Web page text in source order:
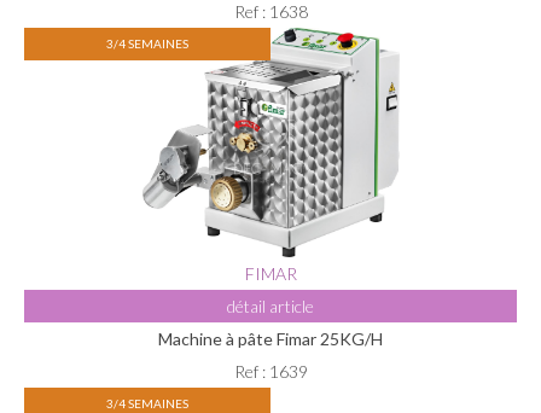
Ref : 1638
3/4 SEMAINES
FIMAR
détail article
Machine à pâte Fimar 25KG/H
Ref : 1639
3/4 SEMAINES